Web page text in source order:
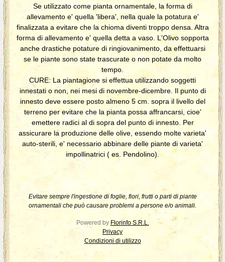
Se utilizzato come pianta ornamentale, la forma di
allevamento e' quella 'libera', nella quale la potatura e'
finalizzata a evitare che la chioma diventi troppo densa. Altra
forma di allevamento e' quella detta a vaso. L'Olivo sopporta
anche drastiche potature di ringiovanimento, da effettuarsi
se le piante sono state trascurate o non potate da molto
tempo.
CURE: La piantagione si effettua utilizzando soggetti
innestati o non, nei mesi di novembre-dicembre. Il punto di
innesto deve essere posto almeno 5 cm. sopra il livello del
terreno per evitare che la pianta possa affrancarsi, cioe'
emettere radici al di sopra del punto di innesto. Per
assicurare la produzione delle olive, essendo molte varieta'
auto-sterili, e' necessario abbinare delle piante di varieta'
impollinatrici ( es. Pendolino).
Evitare sempre l'ingestione di foglie, fiori, frutti o parti di piante
ornamentali che può causare problemi a persone e/o animali.
Powered by Florinfo S.R.L.
Privacy
Condizioni di utilizzo